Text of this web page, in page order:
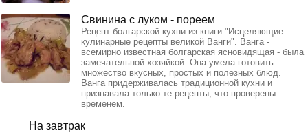
На завтрак
Свинина с луком - пореем
Рецепт болгарской кухни из книги "Исцеляющие
кулинарные рецепты великой Ванги". Ванга -
всемирно известная болгарская ясновидящая - была
замечательной хозяйкой. Она умела готовить
множество вкусных, простых и полезных блюд.
Ванга придерживалась традиционной кухни и
признавала только те рецепты, что проверены
временем.